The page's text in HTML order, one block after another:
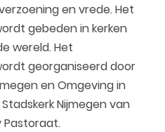
en vrede. Het
gebeden in kerken
wereld. Het
georganiseerd door
en Omgeving in
Nijmegen van